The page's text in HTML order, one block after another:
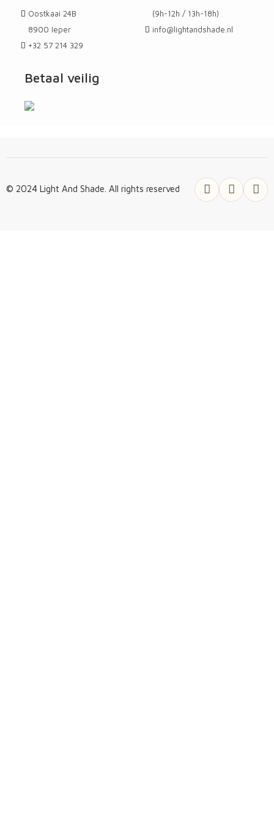
Oostkaai 24B
8900 Ieper
+32 57 214 329
(9h-12h / 13h-18h)
info@lightandshade.nl
Betaal veilig
© 2024 Light And Shade. All rights reserved